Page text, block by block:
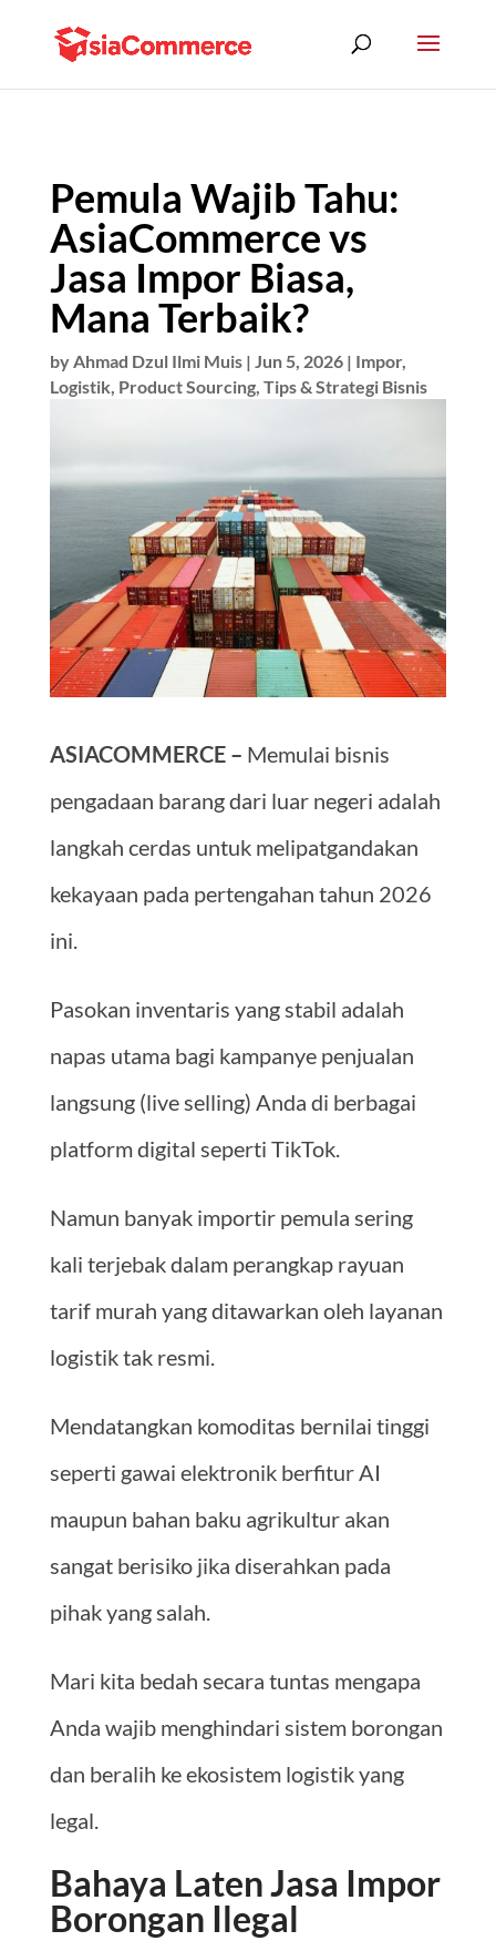
Pemula Wajib Tahu:
AsiaCommerce vs
Jasa Impor Biasa,
Mana Terbaik?
byAhmad Dzul Ilmi Muis| Jun 5, 2026| Impor,
Logistik, Product Sourcing, Tips & Strategi Bisnis
ASIACOMMERCE – Memulai bisnis
pengadaan barang dari luar negeri adalah
langkah cerdas untuk melipatgandakan
kekayaan pada pertengahan tahun 2026
ini.
Pasokan inventaris yang stabil adalah
napas utama bagi kampanye penjualan
langsung (live selling) Anda di berbagai
platform digital seperti TikTok.
Namun banyak importir pemula sering
kali terjebak dalam perangkap rayuan
tarif murah yang ditawarkan oleh layanan
logistik tak resmi.
Mendatangkan komoditas bernilai tinggi
seperti gawai elektronik berfitur AI
maupun bahan baku agrikultur akan
sangat berisiko jika diserahkan pada
pihak yang salah.
Mari kita bedah secara tuntas mengapa
Anda wajib menghindari sistem borongan
dan beralih ke ekosistem logistik yang
legal.
Bahaya Laten Jasa Impor
Borongan Ilegal